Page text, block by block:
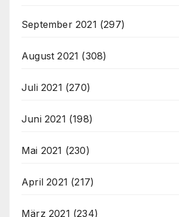
September 2021 (297)
August 2021 (308)
Juli 2021 (270)
Juni 2021 (198)
Mai 2021 (230)
April 2021 (217)
März 2021 (234)